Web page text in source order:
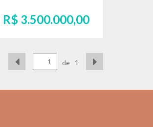
R$ 3.500.000,00
de 1